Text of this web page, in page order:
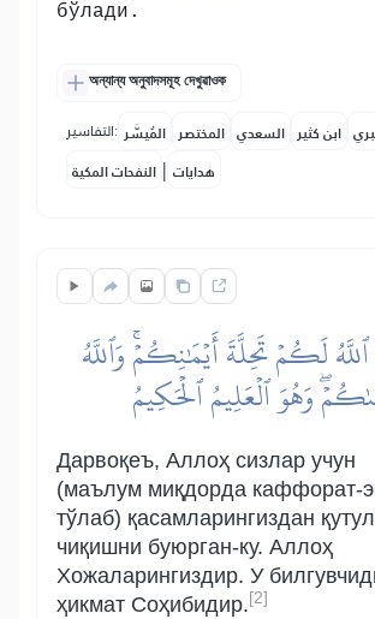
бўлади.
অন্যান্য অনুবাদসমূহ দেখুৱাওক
التفاسير: المُيسَّر المختصر السعدي ابن كثير
النفحات المكية | هدايات
لَكُمۡ تَحِلَّةَ أَيۡمَٰنِكُمۡۚ وَٱللَّهُ
وَهُوَ ٱلۡعَلِيمُ ٱلۡحَكِيمُ
Дарвоқеъ, Аллоҳ сизлар учун
(маълум миқдорда каффорат-
тўлаб) қасамларингиздан
чиқишни буюрган-ку. Аллоҳ
Хожаларингиздир. У
ҳикмат Соҳибидир. [2]